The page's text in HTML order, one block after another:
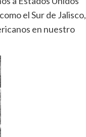
el Sur de Jalisco,
en nuestro